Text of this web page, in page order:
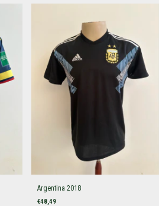
Argentina 2018
€48,49